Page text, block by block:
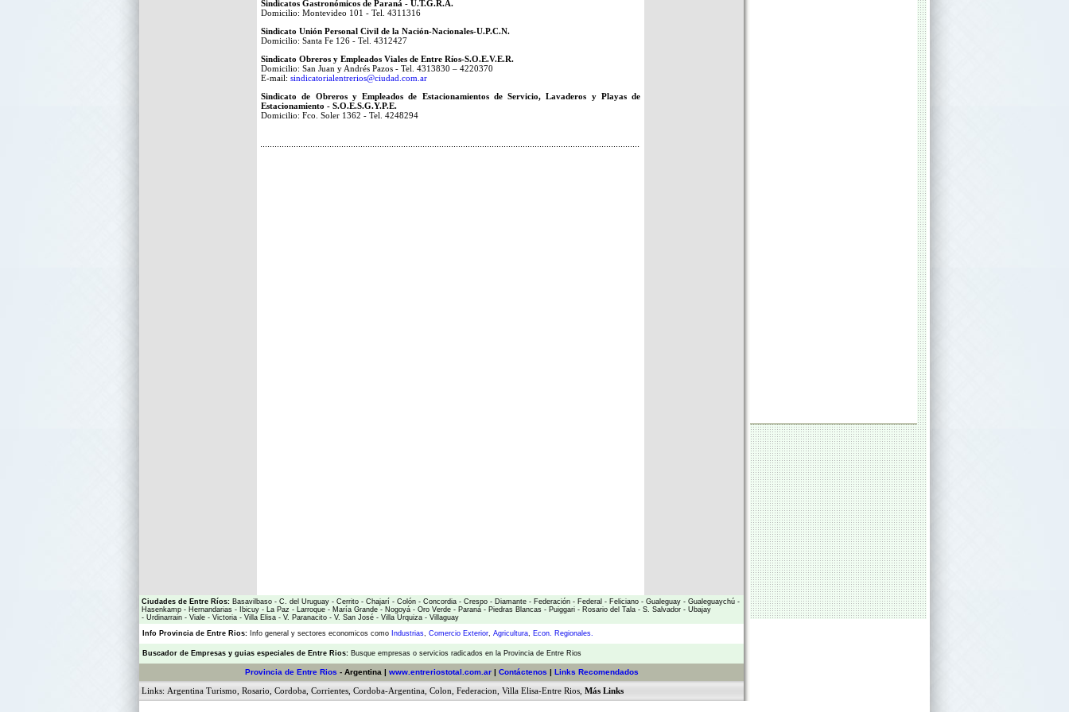
Sindicatos Gastronómicos de Paraná - U.T.G.R.A.
Domicilio: Montevideo 101 - Tel. 4311316
Sindicato Unión Personal Civil de la Nación-Nacionales-U.P.C.N.
Domicilio: Santa Fe 126 - Tel. 4312427
Sindicato Obreros y Empleados Viales de Entre Ríos-S.O.E.V.E.R.
Domicilio: San Juan y Andrés Pazos - Tel. 4313830 – 4220370
E-mail: sindicatorialentrerios@ciudad.com.ar
Sindicato de Obreros y Empleados de Estacionamientos de Servicio, Lavaderos y Playas de
Estacionamiento - S.O.E.S.G.Y.P.E.
Domicilio: Fco. Soler 1362 - Tel. 4248294
Ciudades de Entre Ríos: Basavilbaso - C. del Uruguay - Cerrito - Chajarí - Colón - Concordia - Crespo - Diamante - Federación - Federal - Feliciano - Gualeguay - Gualeguaychú -
Hasenkamp - Hernandarias - Ibicuy - La Paz - Larroque - María Grande - Nogoyá - Oro Verde - Paraná - Piedras Blancas - Puiggari - Rosario del Tala - S. Salvador - Ubajay
- Urdinarrain - Viale - Victoria - Villa Elisa - V. Paranacito - V. San José - Villa Urquiza - Villaguay
Info Provincia de Entre Rios: Info general y sectores economicos como Industrias, Comercio Exterior, Agricultura, Econ. Regionales.
Buscador de Empresas y guias especiales de Entre Rios: Busque empresas o servicios radicados en la Provincia de Entre Rios
Provincia de Entre Rios - Argentina | www.entreriostotal.com.ar| Contáctenos | Links Recomendados
Links: Argentina Turismo Rosario Cordoba Corrientes Cordoba-Argentina Colon Federacion Villa Elisa-Entre Rios Más Links